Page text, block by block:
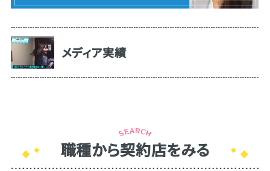
メディア実績
職種から契約店をみる